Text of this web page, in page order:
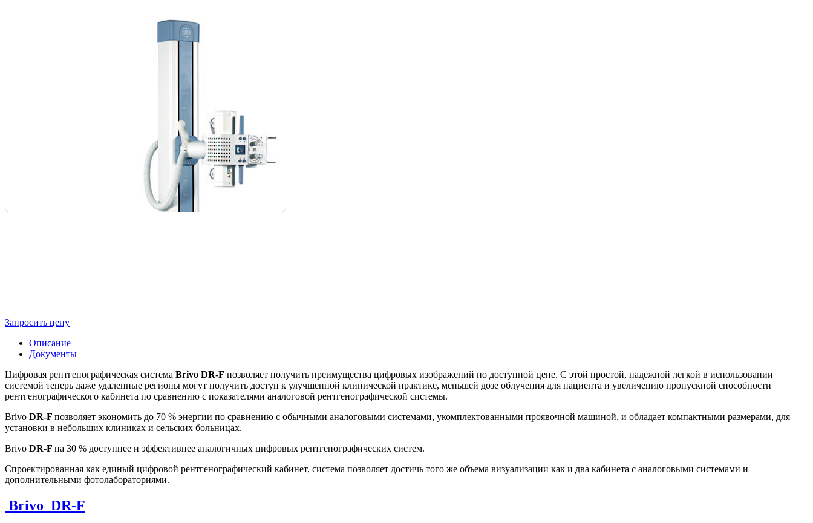
Запросить цену
Описание
Документы
Цифровая рентгенографическая система Brivo DR-F позволяет получить преимущества цифровых изображений по доступной цене. С этой простой, надежной легкой в использовании
системой теперь даже удаленные регионы могут получить доступ к улучшенной клинической практике, меньшей дозе облучения для пациента и увеличению пропускной способности
рентгенографического кабинета по сравнению с показателями аналоговой рентгенографической системы.
Brivo DR-F позволяет экономить до 70 % энергии по сравнению с обычными аналоговыми системами, укомплектованными проявочной машиной, и обладает компактными размерами, для
установки в небольших клиниках и сельских больницах.
Brivo DR-F на 30 % доступнее и эффективнее аналогичных цифровых рентгенографических систем.
Спроектированная как единый цифровой рентгенографический кабинет, система позволяет достичь того же объема визуализации как и два кабинета с аналоговыми системами и
дополнительными фотолабораториями.
Brivo_DR-F